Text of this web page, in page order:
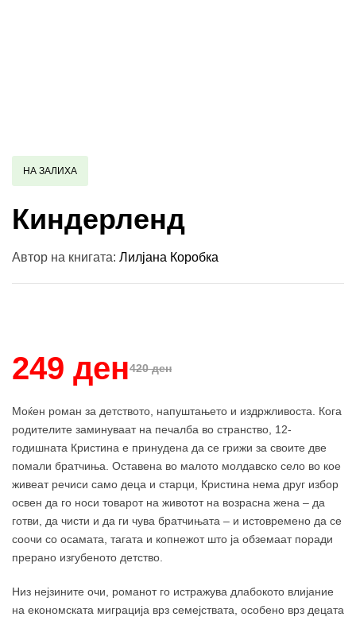
НА ЗАЛИХА
Киндерленд
Автор на книгата: Лилјана Коробка
420 ден
249 ден
Моќен роман за детството, напуштањето и издржливоста. Кога
родителите заминуваат на печалба во странство, 12-
годишната Кристина е принудена да се грижи за своите две
помали братчиња. Оставена во малото молдавско село во кое
живеат речиси само деца и старци, Кристина нема друг избор
освен да го носи товарот на животот на возрасна жена – да
готви, да чисти и да ги чува братчињата – и истовремено да се
соочи со осамата, тагата и копнежот што ја обземаат поради
прерано изгубеното детство.
Низ нејзините очи, романот го истражува длабокото влијание
на економската миграција врз семејствата, особено врз децата